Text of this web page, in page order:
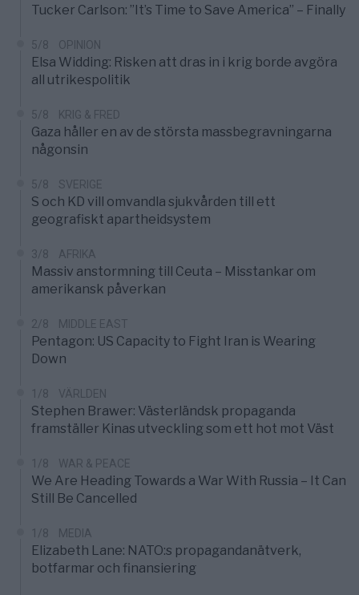
Tucker Carlson: ”It’s Time to Save America” – Finally
5/8 OPINION
Elsa Widding: Risken att dras in i krig borde avgöra
all utrikespolitik
5/8 KRIG & FRED
Gaza håller en av de största massbegravningarna
någonsin
5/8 SVERIGE
S och KD vill omvandla sjukvården till ett
geografiskt apartheidsystem
3/8 AFRIKA
Massiv anstormning till Ceuta – Misstankar om
amerikansk påverkan
2/8 MIDDLE EAST
Pentagon: US Capacity to Fight Iran is Wearing
Down
1/8 VÄRLDEN
Stephen Brawer: Västerländsk propaganda
framställer Kinas utveckling som ett hot mot Väst
1/8 WAR & PEACE
We Are Heading Towards a War With Russia – It Can
Still Be Cancelled
1/8 MEDIA
Elizabeth Lane: NATO:s propagandanätverk,
botfarmar och finansiering